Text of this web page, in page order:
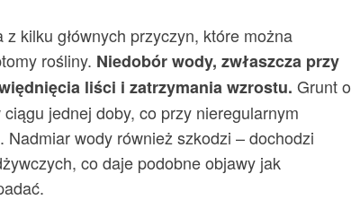
kilku głównych przyczyn, które można
rośliny. Niedobór wody, zwłaszcza przy
liści i zatrzymania wzrostu. Grunt o
jednej doby, co przy nieregularnym
wody również szkodzi – dochodzi
co daje podobne objawy jak